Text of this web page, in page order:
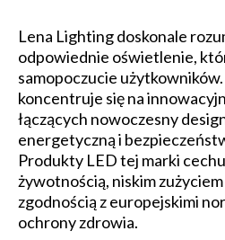
Lena Lighting doskonale
odpowiednie oświetlenie,
samopoczucie
koncentruje się na
łączących nowoczesny
energetyczną i
Produkty LED tej marki
żywotnością, niskim
zgodnością z europejskimi
ochrony zdrowia.